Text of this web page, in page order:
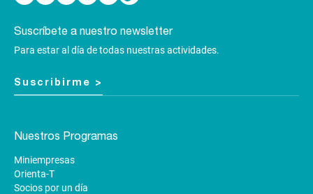
Suscríbete a nuestro newsletter
Para estar al día de todas nuestras actividades.
Suscribirme >
Nuestros Programas
Miniempresas
Orienta-T
Socios por un día